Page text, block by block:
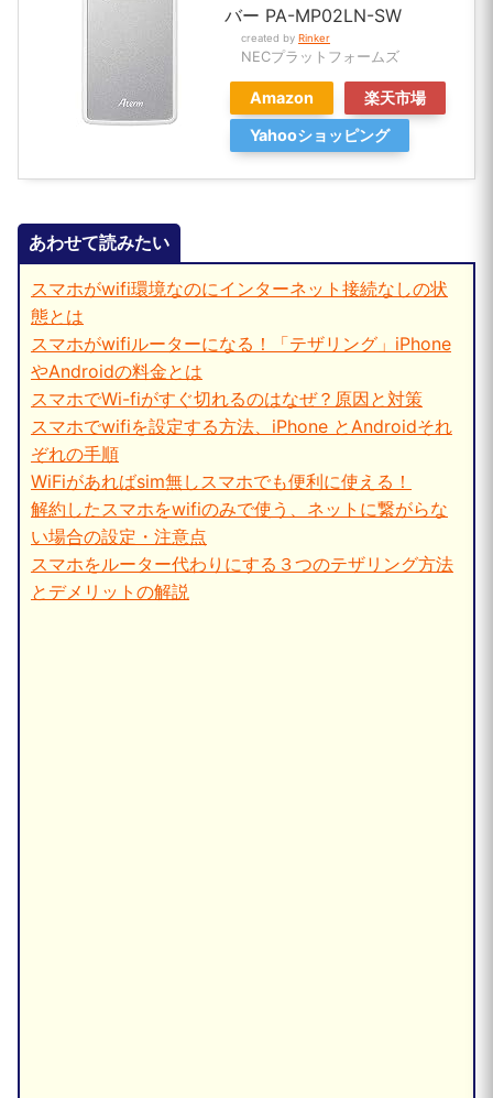
バー PA-MP02LN-SW
created by Rinker
NECプラットフォームズ
Amazon
楽天市場
Yahooショッピング
あわせて読みたい
スマホがwifi環境なのにインターネット接続なしの状
態とは
スマホがwifiルーターになる！「テザリング」iPhone
やAndroidの料金とは
スマホでWi-fiがすぐ切れるのはなぜ？原因と対策
スマホでwifiを設定する方法、iPhone とAndroidそれ
ぞれの手順
WiFiがあればsim無しスマホでも便利に使える！
解約したスマホをwifiのみで使う、ネットに繋がらな
い場合の設定・注意点
スマホをルーター代わりにする３つのテザリング方法
とデメリットの解説